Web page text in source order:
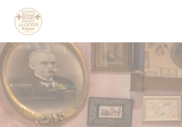
クッキー利用の管理について